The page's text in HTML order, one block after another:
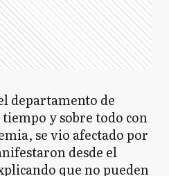
departamento de
tiempo y sobre todo con
se vio afectado por
desde el
que no pueden